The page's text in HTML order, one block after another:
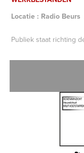
Locatie : Radio
Publiek staat richting